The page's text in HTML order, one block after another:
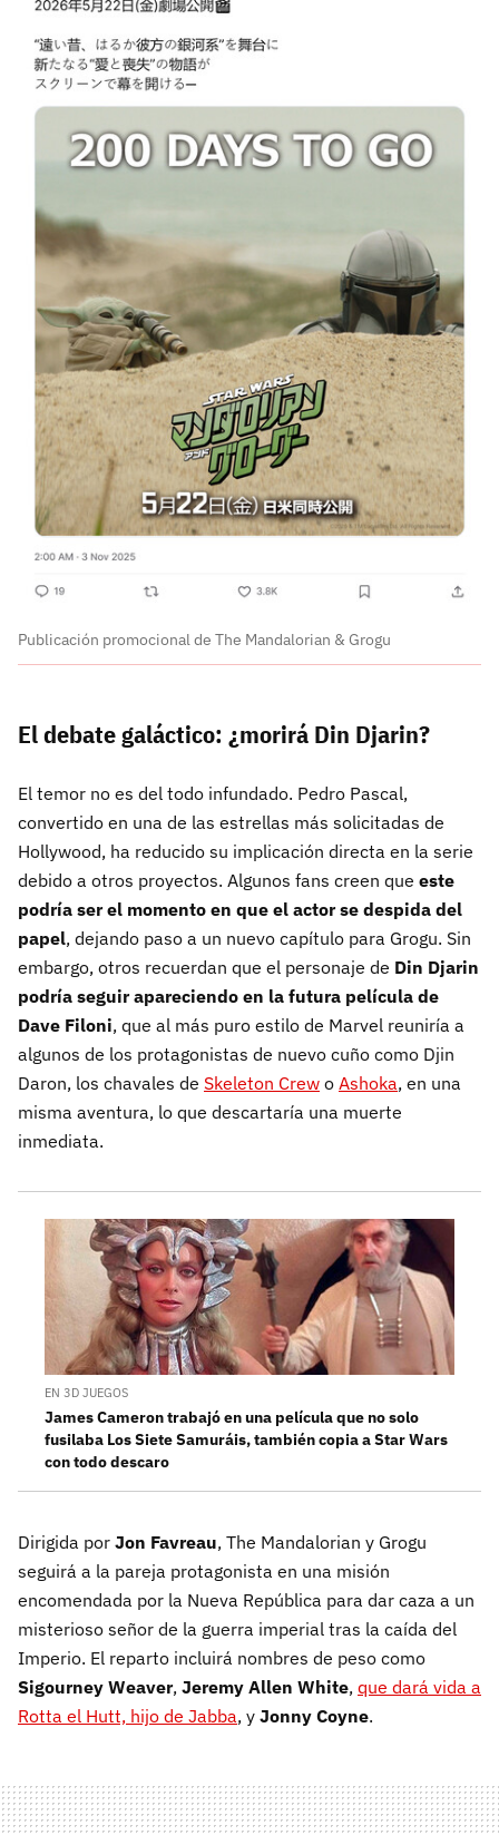
Publicación promocional de The Mandalorian & Grogu
El debate galáctico: ¿morirá Din Djarin?
El temor no es del todo infundado. Pedro Pascal,
convertido en una de las estrellas más solicitadas de
Hollywood, ha reducido su implicación directa en la serie
debido a otros proyectos. Algunos fans creen que este
podría ser el momento en que el actor se despida del
papel, dejando paso a un nuevo capítulo para Grogu. Sin
embargo, otros recuerdan que el personaje de Din Djarin
podría seguir apareciendo en la futura película de
Dave Filoni, que al más puro estilo de Marvel reuniría a
algunos de los protagonistas de nuevo cuño como Djin
Daron, los chavales de Skeleton Crew o Ashoka, en una
misma aventura, lo que descartaría una muerte
inmediata.
EN 3D JUEGOS
James Cameron trabajó en una película que no solo
fusilaba Los Siete Samuráis, también copia a Star Wars
con todo descaro
Dirigida por Jon Favreau, The Mandalorian y Grogu
seguirá a la pareja protagonista en una misión
encomendada por la Nueva República para dar caza a un
misterioso señor de la guerra imperial tras la caída del
Imperio. El reparto incluirá nombres de peso como
Sigourney Weaver, Jeremy Allen White, que dará vida a
Rotta el Hutt, hijo de Jabba, y Jonny Coyne.